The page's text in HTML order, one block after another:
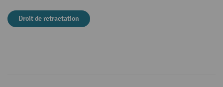
Droit de retractation